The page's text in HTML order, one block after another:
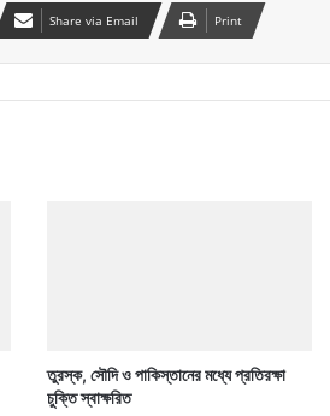
Share via Email Print
তুরস্ক, সৌদি ও পাকিস্তানের মধ্যে প্রতিরক্ষা
চুক্তি স্বাক্ষরিত